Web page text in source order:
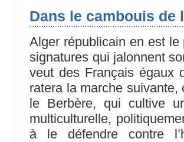
Dans le cambouis de
Alger républicain en est
signatures qui jalonnent
veut des Français égaux
ratera la marche
le Berbère, qui cultive
multiculturelle,
à le défendre contre